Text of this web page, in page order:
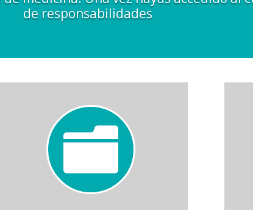
de responsabilidades
